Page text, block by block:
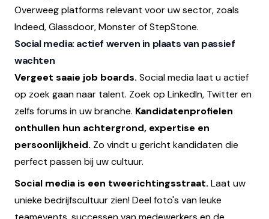
Overweeg platforms relevant voor uw sector, zoals
Indeed, Glassdoor, Monster of StepStone.
Social media: actief werven in plaats van passief
wachten
Vergeet saaie job boards. Social media laat u actief
op zoek gaan naar talent. Zoek op LinkedIn, Twitter en
zelfs forums in uw branche. Kandidatenprofielen
onthullen hun achtergrond, expertise en
persoonlijkheid. Zo vindt u gericht kandidaten die
perfect passen bij uw cultuur.
Social media is een tweerichtingsstraat. Laat uw
unieke bedrijfscultuur zien! Deel foto's van leuke